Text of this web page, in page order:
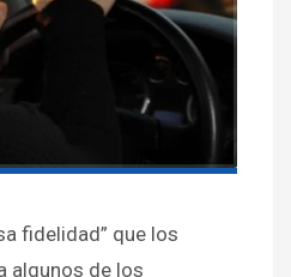
fidelidad” que los
algunos de los